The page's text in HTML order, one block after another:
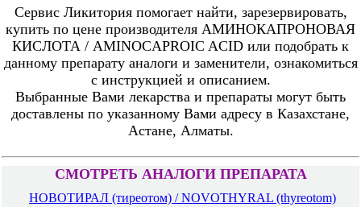
Сервис Ликитория помогает найти, зарезервировать,
купить по цене производителя АМИНОКАПРОНОВАЯ
КИСЛОТА / AMINOCAPROIC ACID или подобрать к
данному препарату аналоги и заменители, ознакомиться
с инструкцией и описанием.
Выбранные Вами лекарства и препараты могут быть
доставлены по указанному Вами адресу в Казахстане,
Астане, Алматы.
СМОТРЕТЬ АНАЛОГИ ПРЕПАРАТА
НОВОТИРАЛ (тиреотом) / NOVOTHYRAL (thyreotom)